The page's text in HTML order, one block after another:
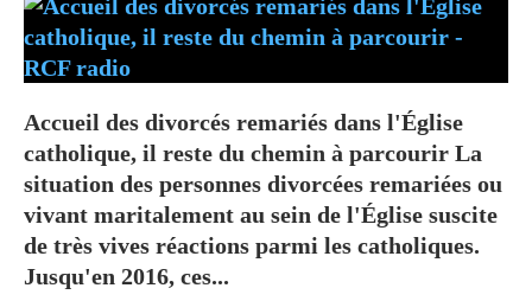
Accueil des divorcés remariés dans l'Église
catholique, il reste du chemin à parcourir La
situation des personnes divorcées remariées ou
vivant maritalement au sein de l'Église suscite
de très vives réactions parmi les catholiques.
Jusqu'en 2016, ces...